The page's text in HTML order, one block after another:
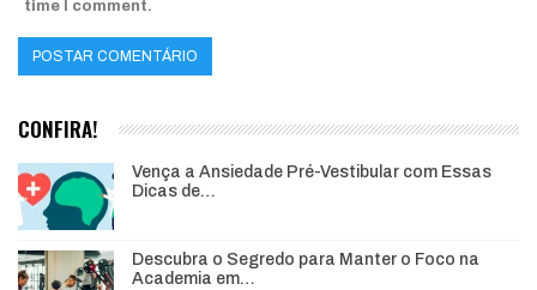
time I comment.
CONFIRA!
Vença a Ansiedade Pré-Vestibular com Essas
Dicas de…
Descubra o Segredo para Manter o Foco na
Academia em…